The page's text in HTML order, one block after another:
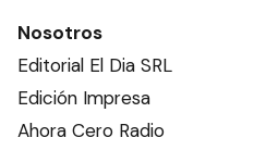
Nosotros
Editorial El Dia SRL
Edición Impresa
Ahora Cero Radio